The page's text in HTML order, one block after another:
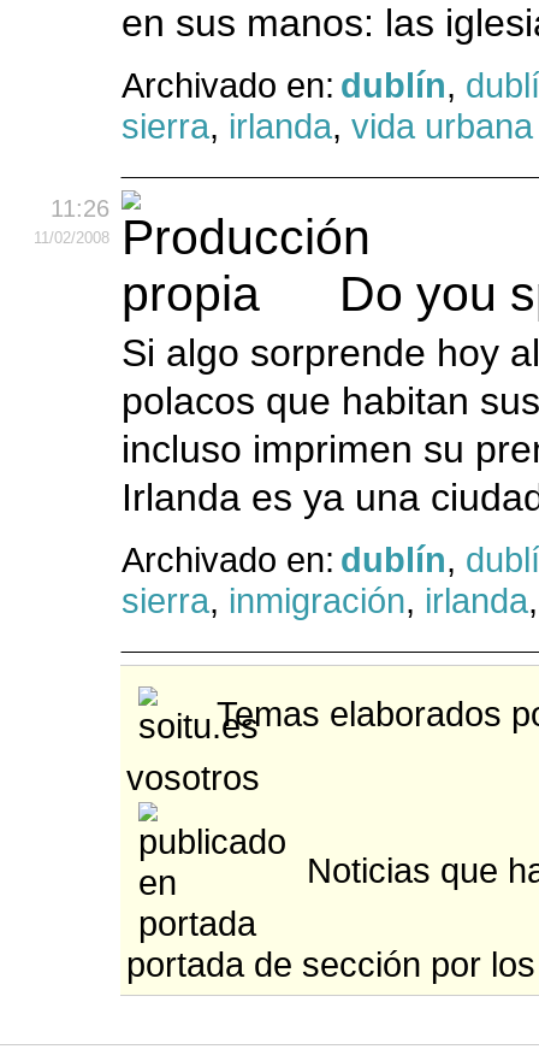
en sus manos: las
Archivado en: dublín,
sierra, irlanda, vida urbana
11:26
11/02/2008
Do you
Si algo sorprende hoy
polacos que habitan
incluso imprimen su
Irlanda es ya una
Archivado en: dublín,
sierra, inmigración, irlanda
Temas elaborados
vosotros
Noticias que
portada de sección por